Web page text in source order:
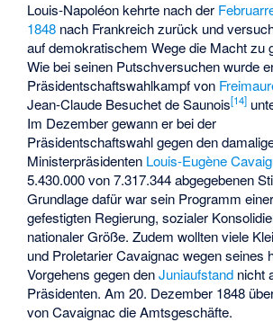
Louis-Napoléon kehrte nach der
1848 nach Frankreich zurück und
auf demokratischem Wege die Macht zu
Wie bei seinen Putschversuchen wurde
Präsidentschaftswahlkampf von
Jean-Claude Besuchet de Saunois[14]
Im Dezember gewann er bei der
Präsidentschaftswahl gegen den
Ministerpräsidenten Louis-Eugène
5.430.000 von 7.317.344 abgegebenen
Grundlage dafür war sein Programm einer
gefestigten Regierung, sozialer
nationaler Größe. Zudem wollten viele
und Proletarier Cavaignac wegen seines
Vorgehens gegen denJuniaufstand nicht
Präsidenten. Am 20. Dezember 1848
von Cavaignac die Amtsgeschäfte.